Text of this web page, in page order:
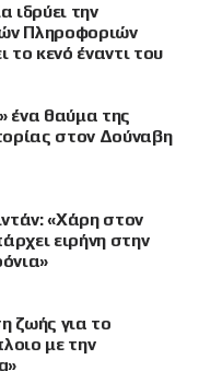
ιδρύει την
Πληροφοριών
το κενό έναντι του
ένα θαύμα της
στον Δούναβη
«Χάρη στον
ειρήνη στην
ζωής για το
με την